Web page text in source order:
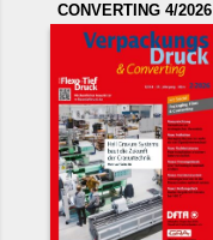
CONVERTING 4/2026